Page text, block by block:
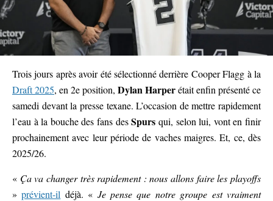
Trois jours après avoir été sélectionné derrière Cooper Flagg à la
Draft 2025, en 2e position, Dylan Harperétait enfin présenté ce
samedi devant la presse texane. L’occasion de mettre rapidement
l’eau à la bouche des fans desSpurs qui, selon lui, vont en finir
prochainement avec leur période de vaches maigres. Et, ce, dès
2025/26.
« Ça va changer très rapidement : nous allons faire les playoffs
»prévient-il déjà. « Je pense que notre groupe est vraiment